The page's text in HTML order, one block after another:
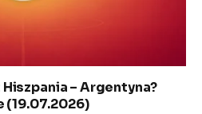
– Argentyna?
(19.07.2026)